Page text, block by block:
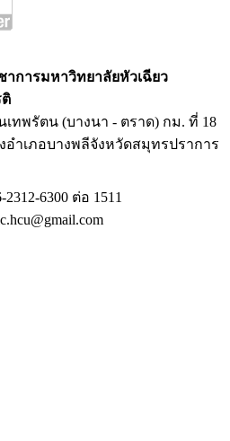
การมหาวิทยาลัยหัวเฉียว
ติ
เทพรัตน (บางนา - ตราด) กม. ที่ 18
อำเภอบางพลีจังหวัดสมุทรปราการ
2312-6300 ต่อ 1511